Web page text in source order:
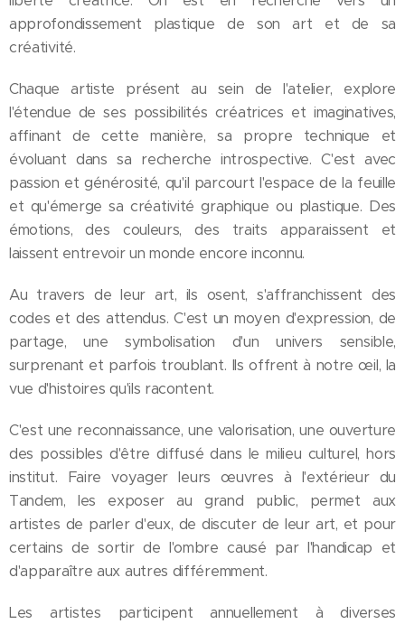
approfondissement plastique de son art et de sa
créativité.
Chaque artiste présent au sein de l'atelier, explore
l'étendue de ses possibilités créatrices et imaginatives,
affinant de cette manière, sa propre technique et
évoluant dans sa recherche introspective. C'est avec
passion et générosité, qu'il parcourt l'espace de la feuille
et qu'émerge sa créativité graphique ou plastique. Des
émotions, des couleurs, des traits apparaissent et
laissent entrevoir un monde encore inconnu.
Au travers de leur art, ils osent, s'affranchissent des
codes et des attendus. C'est un moyen d'expression, de
partage, une symbolisation d'un univers sensible,
surprenant et parfois troublant. Ils offrent à notre œil, la
vue d'histoires qu'ils racontent.
C'est une reconnaissance, une valorisation, une ouverture
des possibles d'être diffusé dans le milieu culturel, hors
institut. Faire voyager leurs œuvres à l'extérieur du
Tandem, les exposer au grand public, permet aux
artistes de parler d'eux, de discuter de leur art, et pour
certains de sortir de l'ombre causé par l'handicap et
d'apparaître aux autres différemment.
Les artistes participent annuellement à diverses